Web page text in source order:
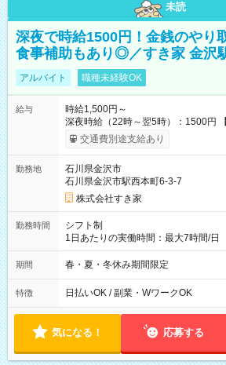
未読
深夜で時給1500円！金銭のやり
食事補助もあり◎／すき家 金沢
アルバイト 職種未経験OK
給与
時給1,500円～
深夜時給（22時～翌5時）：1500円 【試用期間】試用期間あり
試用期間の長さ：1ヶ月 雇用形態、
試用期間の実態は30日（※条件変更
同時給）
交通費別途支給あり
勤務地
石川県金沢市
石川県金沢市駅西本町6-3-7
株式会社すき家
勤務時間
シフト制
1日あたりの実働時間：最大7時間/日
週2日～・1日2h～OK◎ ※22:00から
のみ勤務可能です（18歳未満の深夜業務禁
す。 必ず、2名以上での勤務を行いま
す。
期間 春・夏・冬休み期間限定
特徴 日払いOK / 副業・WワークOK
気になる！ 応募する